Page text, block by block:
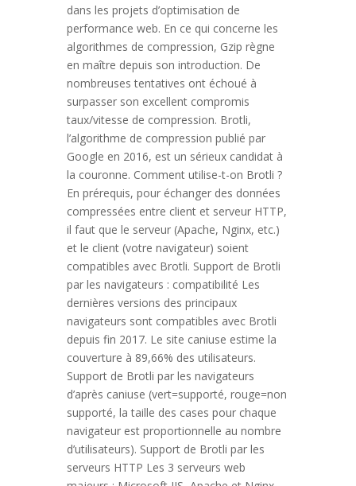
dans les projets d’optimisation de
performance web. En ce qui concerne les
algorithmes de compression, Gzip règne
en maître depuis son introduction. De
nombreuses tentatives ont échoué à
surpasser son excellent compromis
taux/vitesse de compression. Brotli,
l’algorithme de compression publié par
Google en 2016, est un sérieux candidat à
la couronne. Comment utilise-t-on Brotli ?
En prérequis, pour échanger des données
compressées entre client et serveur HTTP,
il faut que le serveur (Apache, Nginx, etc.)
et le client (votre navigateur) soient
compatibles avec Brotli. Support de Brotli
par les navigateurs : compatibilité Les
dernières versions des principaux
navigateurs sont compatibles avec Brotli
depuis fin 2017. Le site caniuse estime la
couverture à 89,66% des utilisateurs.
Support de Brotli par les navigateurs
d’après caniuse (vert=supporté, rouge=non
supporté, la taille des cases pour chaque
navigateur est proportionnelle au nombre
d’utilisateurs). Support de Brotli par les
serveurs HTTP Les 3 serveurs web